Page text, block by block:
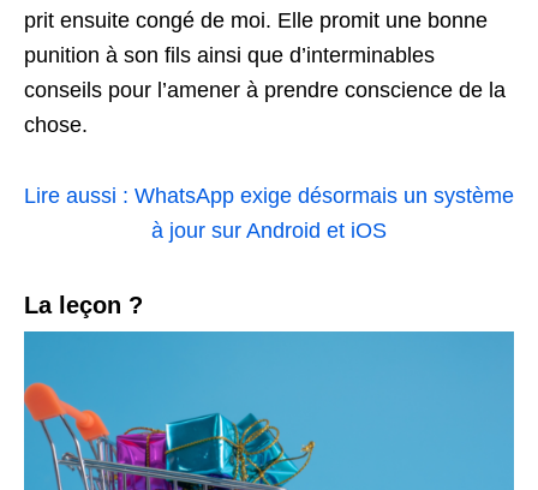
prit ensuite congé de moi. Elle promit une bonne
punition à son fils ainsi que d’interminables
conseils pour l’amener à prendre conscience de la
chose.
Lire aussi : WhatsApp exige désormais un système
à jour sur Android et iOS
La leçon ?